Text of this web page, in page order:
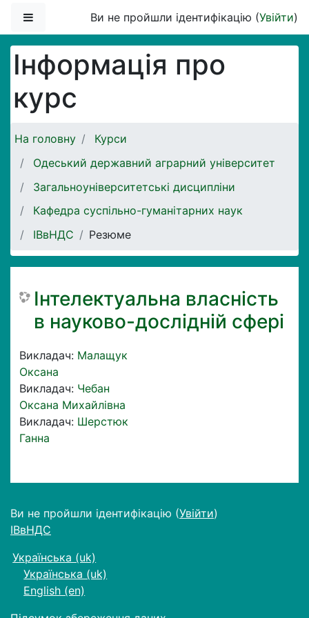
Бокова панельВи не пройшли ідентифікацію (Увійти)
Інформація про
курс
На головну
Курси
Одеський державний аграрний університет
Загальноуніверситетські дисципліни
Кафедра суспільно-гуманітарних наук
ІВвНДС
Резюме
Інтелектуальна власність
в науково-дослідній сфері
Викладач: Малащук
Оксана
Викладач: Чебан
Оксана Михайлівна
Викладач: Шерстюк
Ганна
Ви не пройшли ідентифікацію (Увійти)
ІВвНДС
Українська ‎(uk)‎
Українська ‎(uk)‎
English ‎(en)‎